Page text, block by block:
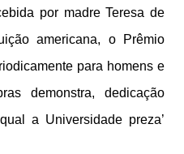
por madre Teresa de
americana, o Prêmio
para homens e
demonstra, dedicação
a Universidade preza’